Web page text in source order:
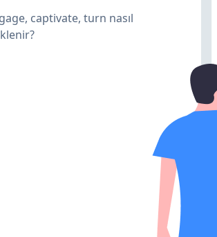
captivate, turn nasıl